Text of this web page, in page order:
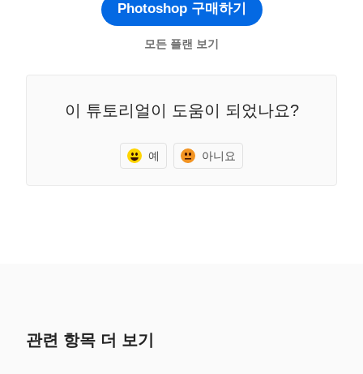
Photoshop 구매하기
모든 플랜 보기
이 튜토리얼이 도움이 되었나요?
예 아니요
관련 항목 더 보기